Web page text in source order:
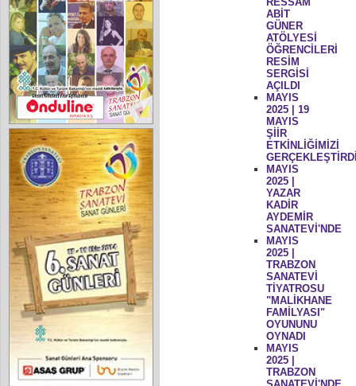
ABİT
GÜNER
ATÖLYESİ
ÖĞRENCİLERİ
RESİM
SERGİSİ
AÇILDI
MAYIS
2025 | 19
MAYIS
ŞİİR
ETKİNLİĞİMİZİ
MAYIS
2025 |
YAZAR
KADİR
AYDEMİR
SANATEVİ'NDE
MAYIS
2025 |
TRABZON
SANATEVİ
TİYATROSU
"MALİKHANE
FAMİLYASI"
OYUNUNU
OYNADI
MAYIS
2025 |
TRABZON